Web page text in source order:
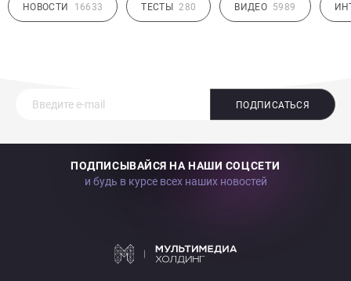
НОВОСТИ 16633 ТЕСТЫ 280 ВИДЕО 5989
ПОДПИСАТЬСЯ
ПОДПИСЫВАЙСЯ НА НАШИ СОЦСЕТИ
и будь в курсе всех наших новостей